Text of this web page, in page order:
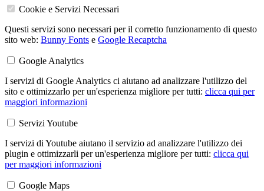
Cookie e Servizi Necessari
Questi servizi sono necessari per il corretto funzionamento di questo
sito web: Bunny Fonts e Google Recaptcha
Google Analytics
I servizi di Google Analytics ci aiutano ad analizzare l'utilizzo del
sito e ottimizzarlo per un'esperienza migliore per tutti: clicca qui per
maggiori informazioni
Servizi Youtube
I servizi di Youtube aiutano il servizio ad analizzare l'utilizzo dei
plugin e ottimizzarli per un'esperienza migliore per tutti: clicca qui
per maggiori informazioni
Google Maps